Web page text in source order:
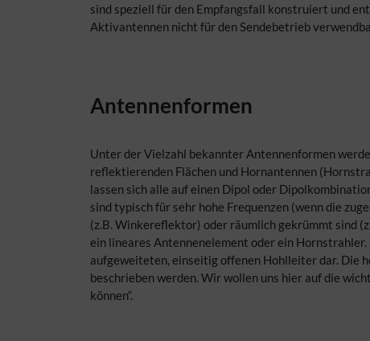
sind speziell für den Empfangsfall konstruiert und
Aktivantennen nicht für den Sendebetrieb
Antennenformen
Unter der Vielzahl bekannter Antennenformen
reflektierenden Flächen und Hornantennen
lassen sich alle auf einen Dipol oder
sind typisch für sehr hohe Frequenzen (wenn die
(z.B. Winkereflektor) oder räumlich gekrümmt sind
ein lineares Antennenelement oder ein
aufgeweiteten, einseitig offenen Hohlleiter dar. Die
beschrieben werden. Wir wollen uns hier auf die
können“.